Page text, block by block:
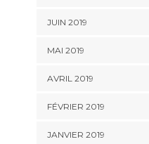
JUIN 2019
MAI 2019
AVRIL 2019
FÉVRIER 2019
JANVIER 2019